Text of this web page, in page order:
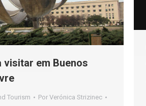
visitar em Buenos
Tourism Por Verónica Strizinec